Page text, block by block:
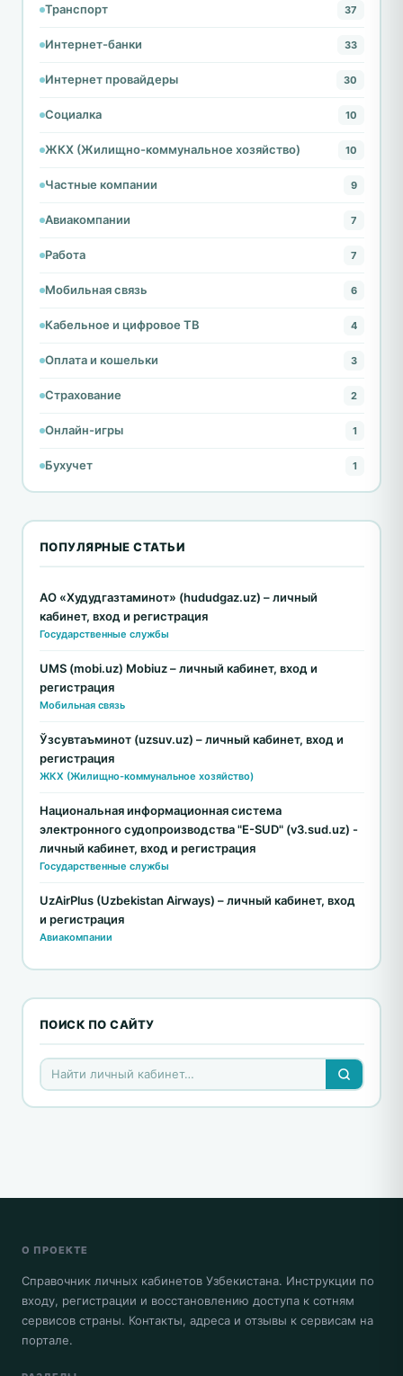
Транспорт 37
Интернет-банки 33
Интернет провайдеры 30
Социалка 10
ЖКХ (Жилищно-коммунальное хозяйство) 10
Частные компании 9
Авиакомпании 7
Работа 7
Мобильная связь 6
Кабельное и цифровое ТВ 4
Оплата и кошельки 3
Страхование 2
Онлайн-игры 1
Бухучет 1
ПОПУЛЯРНЫЕ СТАТЬИ
АО «Худудгазтаминот» (hududgaz.uz) – личный
кабинет, вход и регистрация
Государственные службы
UMS (mobi.uz) Mobiuz – личный кабинет, вход и
регистрация
Мобильная связь
Ўзсувтаъминот (uzsuv.uz) – личный кабинет, вход и
регистрация
ЖКХ (Жилищно-коммунальное хозяйство)
Национальная информационная система
электронного судопроизводства "E-SUD" (v3.sud.uz) -
личный кабинет, вход и регистрация
Государственные службы
UzAirPlus (Uzbekistan Airways) – личный кабинет, вход
и регистрация
Авиакомпании
ПОИСК ПО САЙТУ
О ПРОЕКТЕ
Справочник личных кабинетов Узбекистана. Инструкции по
входу, регистрации и восстановлению доступа к сотням
сервисов страны. Контакты, адреса и отзывы к сервисам на
портале.